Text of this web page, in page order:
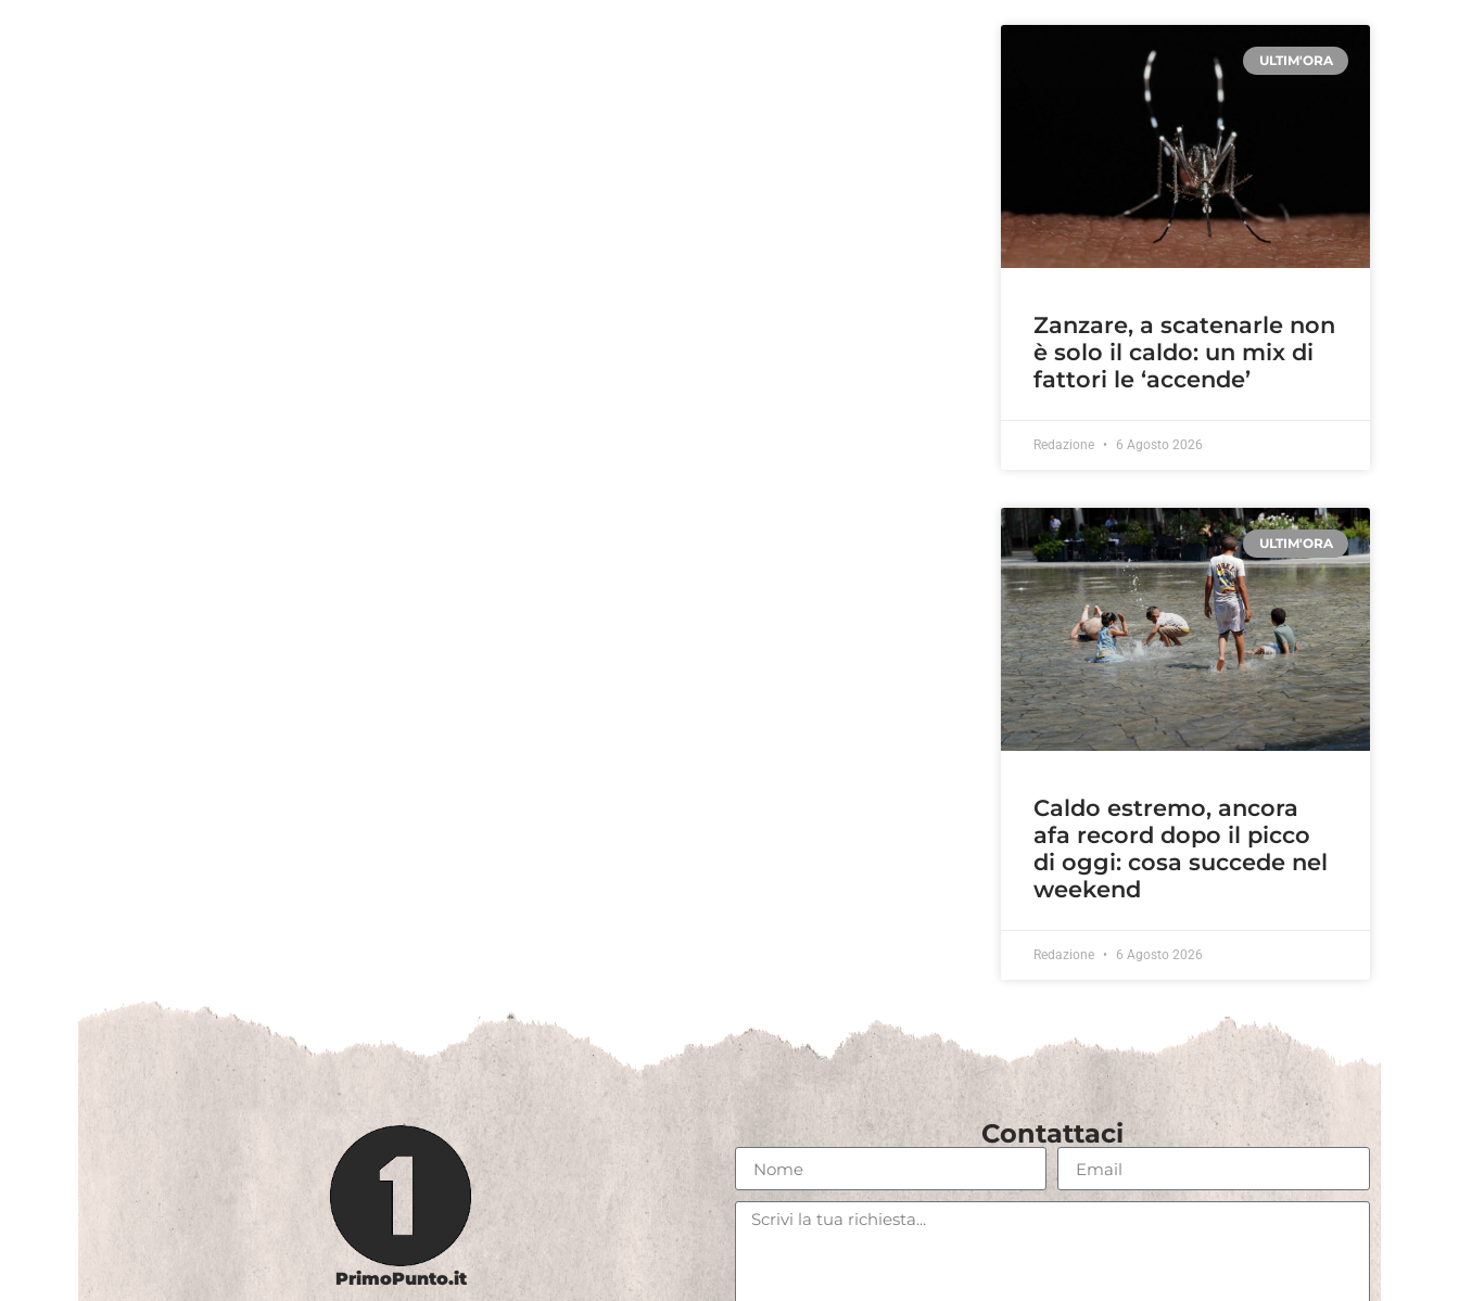
ULTIM'ORA
Zanzare, a scatenarle non
è solo il caldo: un mix di
fattori le ‘accende’
Redazione 6 Agosto 2026
ULTIM'ORA
Caldo estremo, ancora
afa record dopo il picco
di oggi: cosa succede nel
weekend
Redazione 6 Agosto 2026
PrimoPunto.it
Contattaci